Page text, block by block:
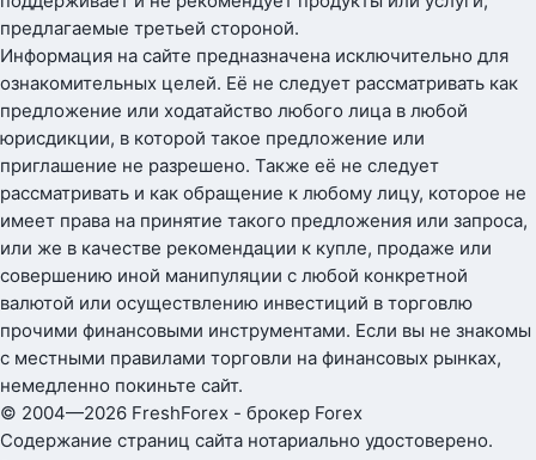
предлагаемые третьей стороной.
Информация на сайте предназначена исключительно для
ознакомительных целей. Её не следует рассматривать как
предложение или ходатайство любого лица в любой
юрисдикции, в которой такое предложение или
приглашение не разрешено. Также её не следует
рассматривать и как обращение к любому лицу, которое не
имеет права на принятие такого предложения или запроса,
или же в качестве рекомендации к купле, продаже или
совершению иной манипуляции с любой конкретной
валютой или осуществлению инвестиций в торговлю
прочими финансовыми инструментами. Если вы не знакомы
с местными правилами торговли на финансовых рынках,
немедленно покиньте сайт.
© 2004—2026 FreshForex - брокер Forex
Содержание страниц сайта нотариально удостоверено.